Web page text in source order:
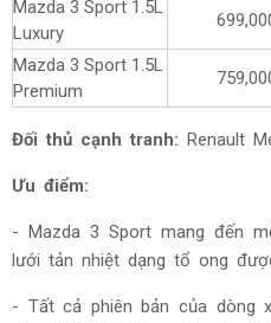
Mazda 3 Sport 1.5L
Luxury
Mazda 3 Sport 1.5L
Premium
Đối thủ cạnh tranh: Renault
Ưu điểm:
- Mazda 3 Sport mang đến
lưới tản nhiệt dạng tổ ong
- Tất cả phiên bản của dòng